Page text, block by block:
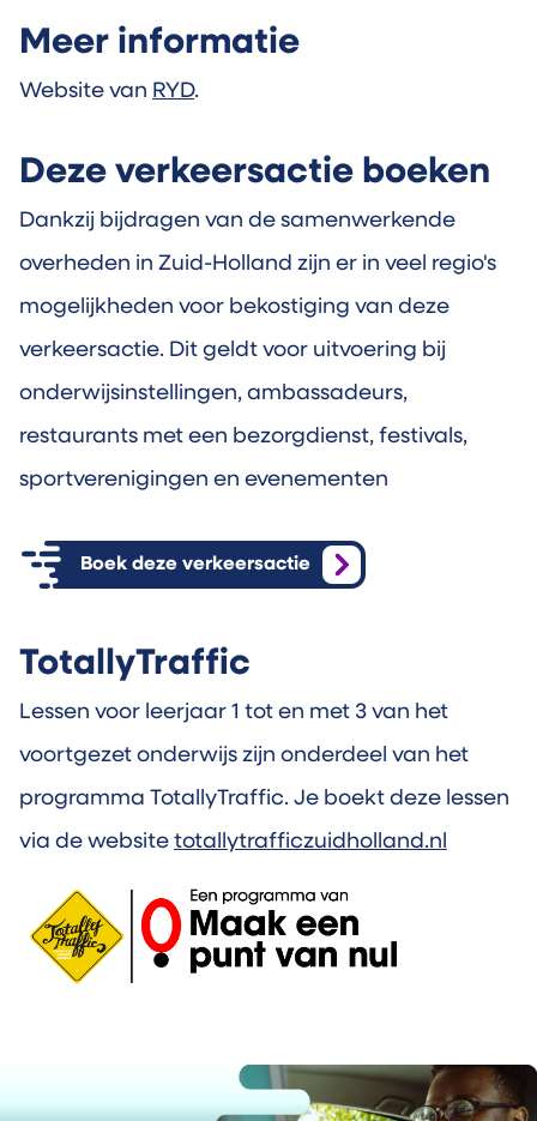
Meer informatie
Website van RYD.
Deze verkeersactie boeken
Dankzij bijdragen van de samenwerkende
overheden in Zuid-Holland zijn er in veel regio's
mogelijkheden voor bekostiging van deze
verkeersactie. Dit geldt voor uitvoering bij
onderwijsinstellingen, ambassadeurs,
restaurants met een bezorgdienst, festivals,
sportverenigingen en evenementen
Boek deze verkeersactie
TotallyTraffic
Lessen voor leerjaar 1 tot en met 3 van het
voortgezet onderwijs zijn onderdeel van het
programma TotallyTraffic. Je boekt deze lessen
via de website totallytrafficzuidholland.nl